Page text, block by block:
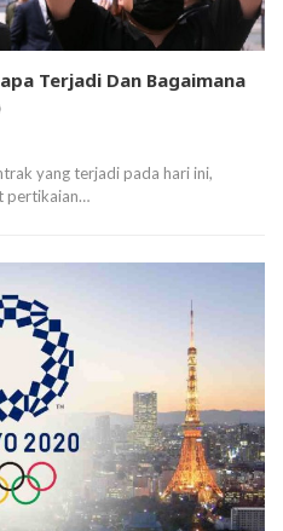
Terjadi Dan Bagaimana
yang terjadi pada hari ini,
pertikaian…